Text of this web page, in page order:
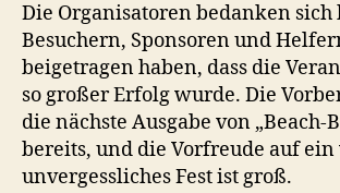
Die Organisatoren bedanken
Besuchern, Sponsoren und
beigetragen haben, dass die
so großer Erfolg wurde. Die
die nächste Ausgabe von „Beach-
bereits, und die Vorfreude auf
unvergessliches Fest ist groß.